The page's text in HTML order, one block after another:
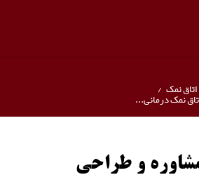
اتاق نمک /
نمک درمانی...
و طراحی